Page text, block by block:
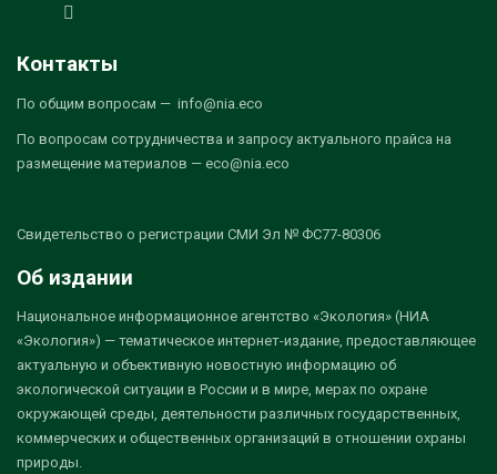
Контакты
По общим вопросам — info@nia.eco
По вопросам сотрудничества и запросу актуального прайса на
размещение материалов — eco@nia.eco
Свидетельство о регистрации СМИ Эл № ФС77-80306
Об издании
Национальное информационное агентство «Экология» (НИА
«Экология») — тематическое интернет-издание, предоставляющее
актуальную и объективную новостную информацию об
экологической ситуации в России и в мире, мерах по охране
окружающей среды, деятельности различных государственных,
коммерческих и общественных организаций в отношении охраны
природы.